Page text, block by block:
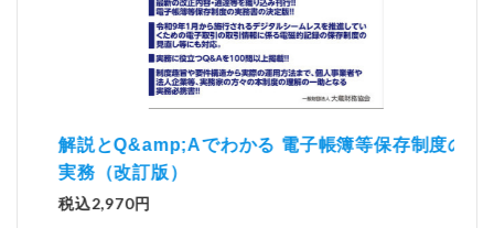
解説とQ&amp;Aでわかる 電子帳簿等保存制度の
実務（改訂版）
税込2,970円